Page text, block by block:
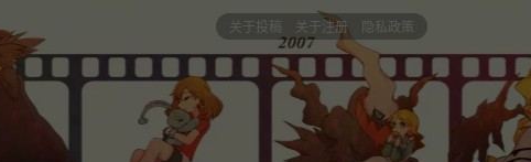
关于投稿 关于注册 隐私政策